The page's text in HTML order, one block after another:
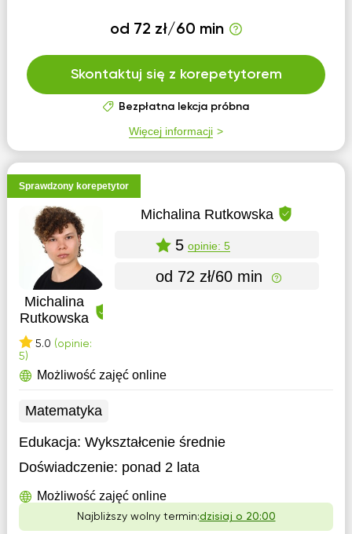
od 72 zł/60 min
Skontaktuj się z korepetytorem
Bezpłatna lekcja próbna
Więcej informacji
Sprawdzony korepetytor
Michalina
Rutkowska
5.0 (opinie:
5)
Michalina Rutkowska
5 opinie: 5
od 72 zł/60 min
Możliwość zajęć online
Matematyka
Edukacja: Wykształcenie średnie
Doświadczenie: ponad 2 lata
Możliwość zajęć online
Najbliższy wolny termin:dzisiaj o 20:00